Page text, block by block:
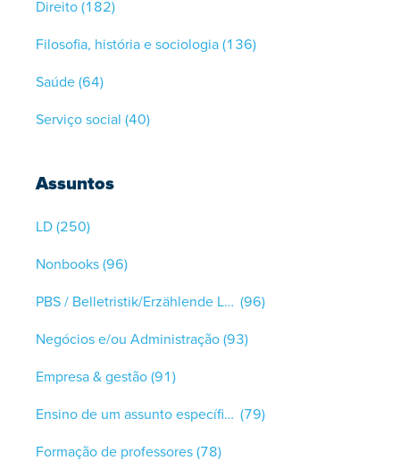
Direito(182)
Filosofia, história e sociologia(136)
Saúde(64)
Serviço social (40)
Assuntos
LD(250)
Nonbooks(96)
PBS / Belletristik/Erzählende Literatur (96)
Negócios e/ou Administração(93)
Empresa & gestão(91)
Ensino de um assunto específico (79)
Formação de professores(78)